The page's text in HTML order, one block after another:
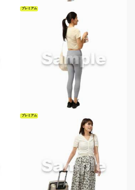
プレミアム
プレミアム